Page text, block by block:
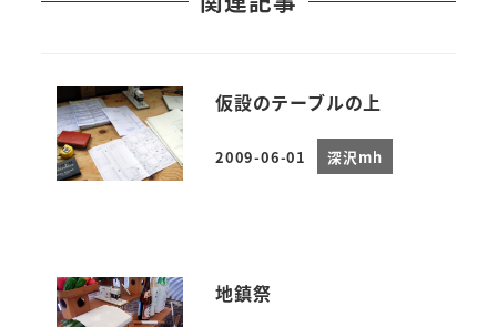
仮設のテーブルの上
投稿日
2009-06-01 深沢mh
地鎮祭